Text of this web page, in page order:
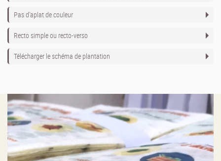
Pas d'aplat de couleur
Recto simple ou recto-verso
Télécharger le schéma de plantation